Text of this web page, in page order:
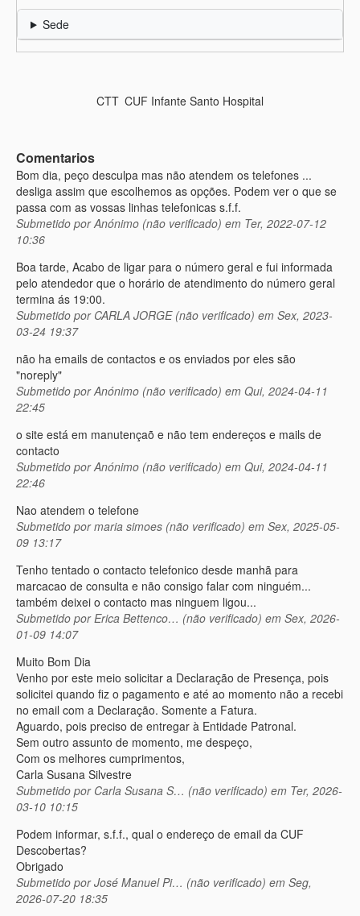
Sede
CTT CUF Infante Santo Hospital
Comentarios
Bom dia, peço desculpa mas não atendem os telefones ...
desliga assim que escolhemos as opções. Podem ver o que se
passa com as vossas linhas telefonicas s.f.f.
Submetido porAnónimo (não verificado) em Ter, 2022-07-12
10:36
Boa tarde, Acabo de ligar para o número geral e fui informada
pelo atendedor que o horário de atendimento do número geral
termina ás 19:00.
Submetido por CARLA JORGE (não verificado) em Sex, 2023-
03-24 19:37
não ha emails de contactos e os enviados por eles são
"noreply"
Submetido porAnónimo (não verificado) em Qui, 2024-04-11
22:45
o site está em manutençaõ e não tem endereços e mails de
contacto
Submetido porAnónimo (não verificado) em Qui, 2024-04-11
22:46
Nao atendem o telefone
Submetido pormaria simoes (não verificado) em Sex, 2025-05-
09 13:17
Tenho tentado o contacto telefonico desde manhã para
marcacao de consulta e não consigo falar com ninguém...
também deixei o contacto mas ninguem ligou...
Submetido porErica Bettenco… (não verificado) em Sex, 2026-
01-09 14:07
Muito Bom Dia
Venho por este meio solicitar a Declaração de Presença, pois
solicitei quando fiz o pagamento e até ao momento não a recebi
no email com a Declaração. Somente a Fatura.
Aguardo, pois preciso de entregar à Entidade Patronal.
Sem outro assunto de momento, me despeço,
Com os melhores cumprimentos,
Carla Susana Silvestre
Submetido por Carla Susana S… (não verificado) em Ter, 2026-
03-10 10:15
Podem informar, s.f.f., qual o endereço de email da CUF
Descobertas?
Obrigado
Submetido porJosé Manuel Pi… (não verificado) em Seg,
2026-07-20 18:35